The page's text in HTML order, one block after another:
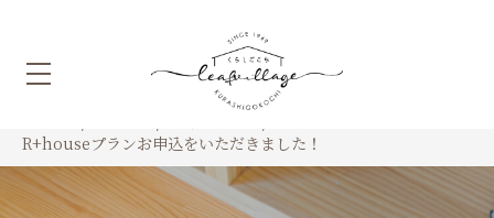
R+houseプランお申込をいただきました！